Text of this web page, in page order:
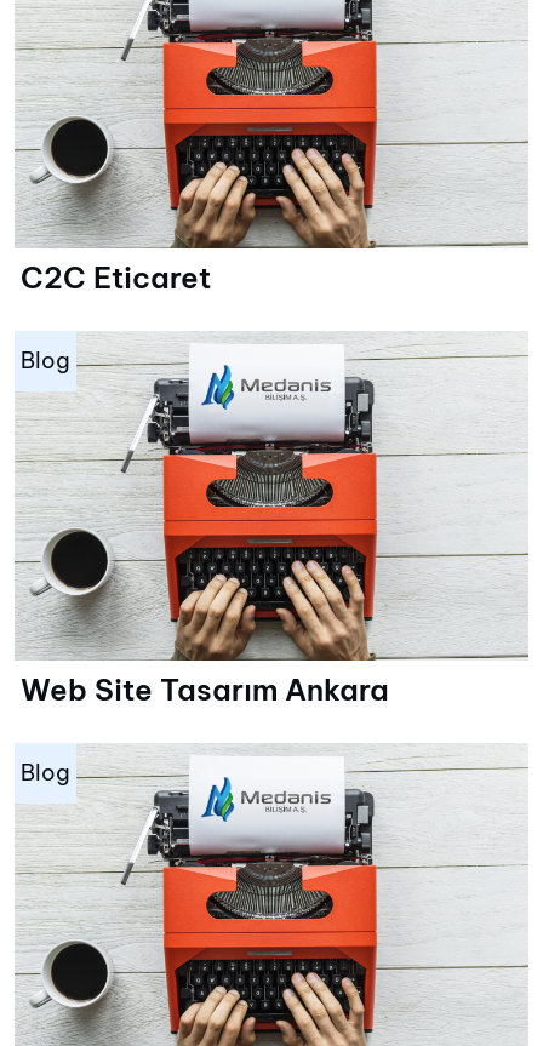
C2C Eticaret
Blog
Web Site Tasarım Ankara
Blog